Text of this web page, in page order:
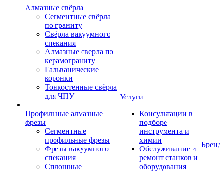
Алмазные свёрла
Сегментные свёрла
по граниту
Свёрла вакуумного
спекания
Алмазные сверла по
керамограниту
Гальванические
коронки
Тонкостенные свёрла
для ЧПУ
Профильные алмазные
фрезы
Сегментные
профильные фрезы
Фрезы вакуумного
спекания
Сплошные
Услуги
Консультации в
подборе
инструмента и
химии
Обслуживание и
ремонт станков и
оборудования